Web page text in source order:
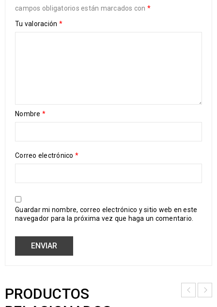
campos obligatorios están marcados con *
Tu valoración *
Nombre *
Correo electrónico *
Guardar mi nombre, correo electrónico y sitio web en este
navegador para la próxima vez que haga un comentario.
PRODUCTOS